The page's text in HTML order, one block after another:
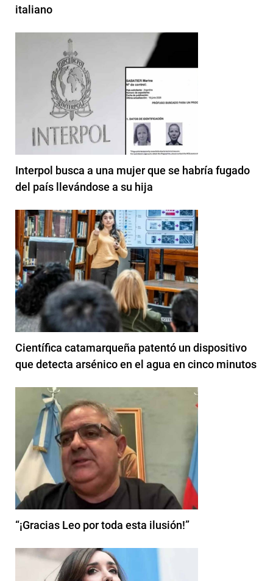
italiano
Interpol busca a una mujer que se habría fugado
del país llevándose a su hija
Científica catamarqueña patentó un dispositivo
que detecta arsénico en el agua en cinco minutos
“¡Gracias Leo por toda esta ilusión!”